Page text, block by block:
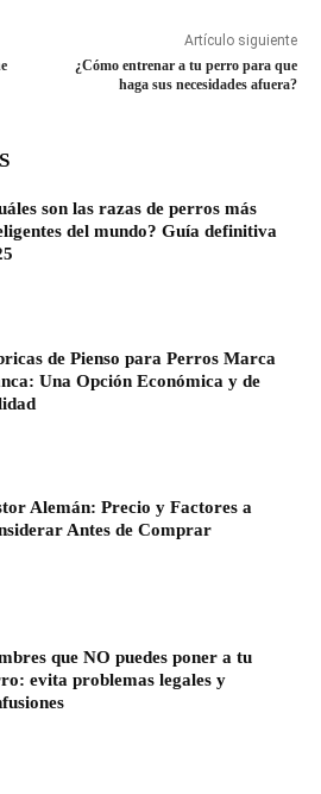
Artículo siguiente
¿Cómo entrenar a tu perro para que
haga sus necesidades afuera?
son las razas de perros más
del mundo? Guía definitiva
de Pienso para Perros Marca
Una Opción Económica y de
Alemán: Precio y Factores a
Antes de Comprar
que NO puedes poner a tu
evita problemas legales y